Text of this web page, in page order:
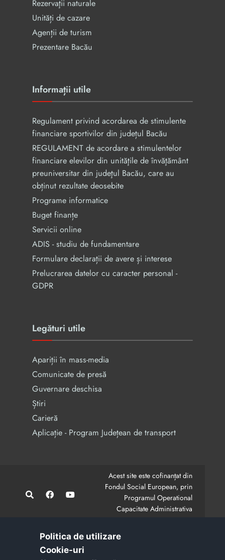
Rezervaţii naturale
Unități de cazare
Agenții de turism
Prezentare Bacău
Informații utile
Regulament privind acordarea de stimulente
financiare sportivilor din județul Bacău
REGULAMENT de acordare a stimulentelor
financiare elevilor din unităţile de învăţământ
preuniversitar din judeţul Bacău, care au
obținut rezultate deosebite
Programe informatice
Buget finanțe
Servicii online
ADIS - studiu de fundamentare
Formulare declarații de avere și interese
Prelucrarea datelor cu caracter personal -
GDPR
Legături utile
Apariții în mass-media
Comunicate de presă
Guvernare deschisa
Știri
Carieră
Aplicație - Program Județean de transport
Acest site este cofinanțat din
Fondul Social European, prin
Programul Operational
Capacitate Administrativa
CodMySmis/Sipoca: 128880/652;
Conținutul acestui site web nu reprezintă în mod
Politica de utilizare
Cookie-uri‎